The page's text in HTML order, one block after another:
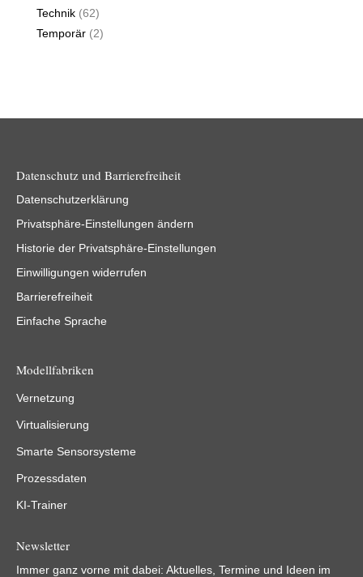
Technik (62)
Temporär (2)
Datenschutz und Barrierefreiheit
Datenschutzerklärung
Privatsphäre-Einstellungen ändern
Historie der Privatsphäre-Einstellungen
Einwilligungen widerrufen
Barrierefreiheit
Einfache Sprache
Modellfabriken
Vernetzung
Virtualisierung
Smarte Sensorsysteme
Prozessdaten
KI-Trainer
Newsletter
Immer ganz vorne mit dabei: Aktuelles, Termine und Ideen im